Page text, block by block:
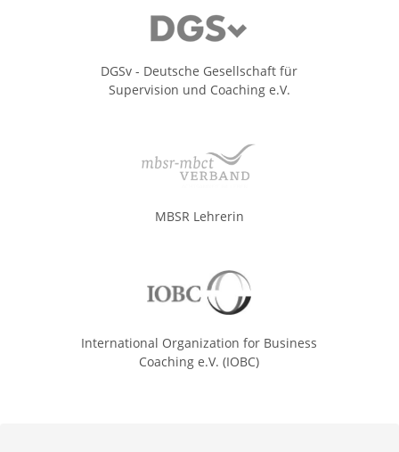
DGSv - Deutsche Gesellschaft für
Supervision und Coaching e.V.
MBSR Lehrerin
International Organization for Business
Coaching e.V. (IOBC)